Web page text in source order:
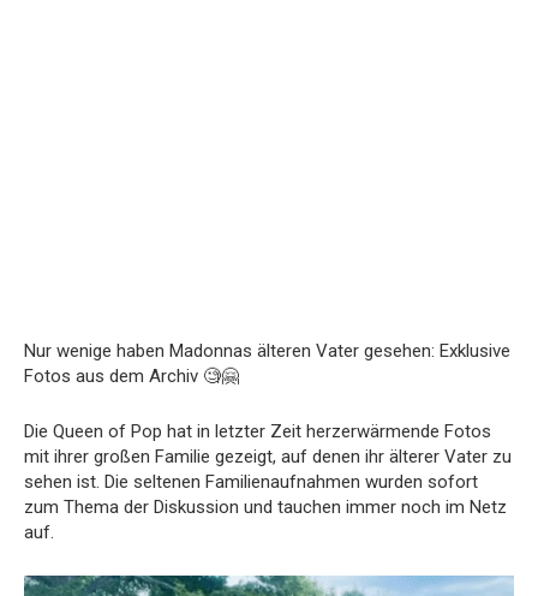
Nur wenige haben Madonnas älteren Vater gesehen: Exklusive
Fotos aus dem Archiv 🧐🤗
Die Queen of Pop hat in letzter Zeit herzerwärmende Fotos
mit ihrer großen Familie gezeigt, auf denen ihr älterer Vater zu
sehen ist. Die seltenen Familienaufnahmen wurden sofort
zum Thema der Diskussion und tauchen immer noch im Netz
auf.